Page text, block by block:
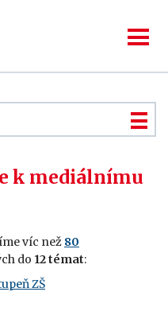
k mediálnímu
víc než 80
do 12 témat:
ZŠ